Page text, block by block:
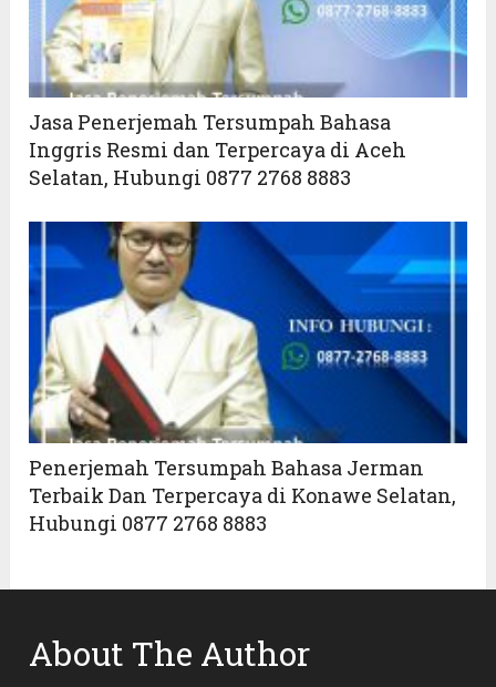
Jasa Penerjemah Tersumpah Bahasa
Inggris Resmi dan Terpercaya di Aceh
Selatan, Hubungi 0877 2768 8883
Penerjemah Tersumpah Bahasa Jerman
Terbaik Dan Terpercaya di Konawe Selatan,
Hubungi 0877 2768 8883
About The Author